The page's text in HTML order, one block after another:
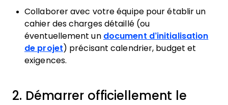
Collaborer avec votre équipe pour établir un
cahier des charges détaillé (ou
éventuellement un document d’initialisation
de projet ) précisant calendrier, budget et
exigences.
2. Démarrer officiellement le